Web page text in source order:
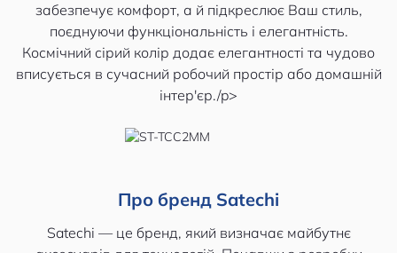
забезпечує комфорт, а й підкреслює Ваш стиль,
поєднуючи функціональність і елегантність.
Космічний сірий колір додає елегантності та чудово
вписується в сучасний робочий простір або домашній
інтер'єр./p>
Про бренд Satechi
Satechi — це бренд, який визначає майбутнє